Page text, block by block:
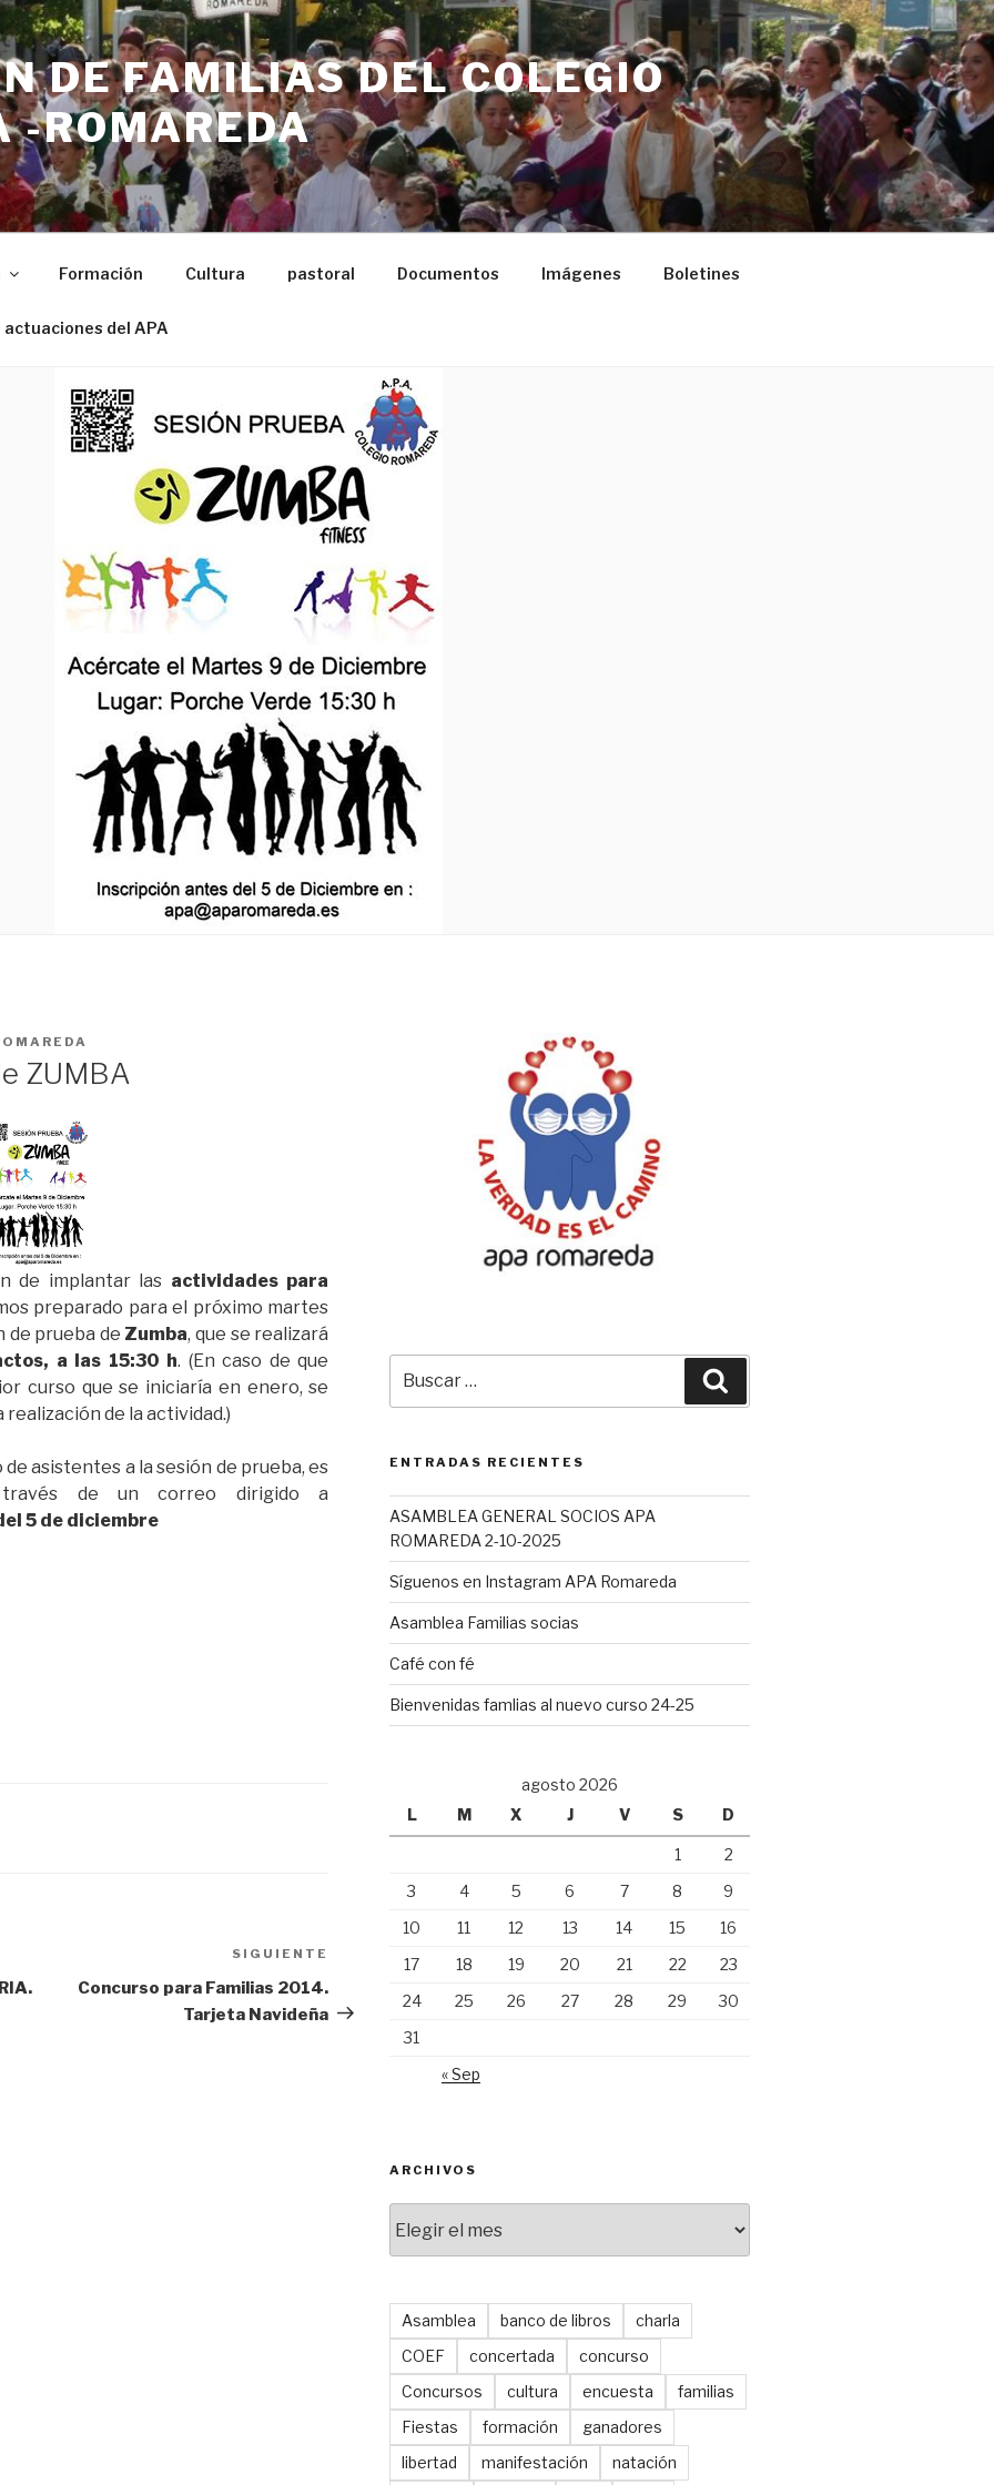
DE FAMILIAS DEL COLEGIO
-ROMAREDA
Formación Cultura pastoral Documentos Imágenes Boletines
actuaciones del APA
ZUMBA
de implantar las actividades para
preparado para el próximo martes
de prueba de Zumba, que se realizará
a las 15:30 h. (En caso de que
curso que se iniciaría en enero, se
de la actividad.)
asistentes a la sesión de prueba, es
de un correo dirigido a
5 de diciembre
Siguiente
SIGUIENTE
Concurso para Familias 2014.
Tarjeta Navideña
por:
ENTRADAS RECIENTES
ASAMBLEA GENERAL SOCIOS APA
ROMAREDA 2-10-2025
Síguenos en Instagram APA Romareda
Asamblea Familias socias
Café con fé
Bienvenidas famlias al nuevo curso 24-25
agosto 2026
L
M X J V S D
1
2
3
4 5 6 7 8
9
10
11 12 13 14 15
16
17
18 19 20 21 22
23
24
25 26 27 28 29
30
31
« Sep
ARCHIVOS
Asamblea banco de libros
charla
COEF
concertada
concurso
Concursos
cultura encuesta
familias
Fiestas
formación
ganadores
libertad
manifestación natación